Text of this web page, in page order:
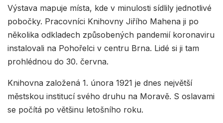
Výstava mapuje místa, kde v minulosti sídlily jednotlivé
pobočky. Pracovníci Knihovny Jiřího Mahena ji po
několika odkladech způsobených pandemií koronaviru
instalovali na Pohořelci v centru Brna. Lidé si ji tam
prohlédnou do 30. června.
Knihovna založená 1. února 1921 je dnes největší
městskou institucí svého druhu na Moravě. S oslavami
se počítá po většinu letošního roku.